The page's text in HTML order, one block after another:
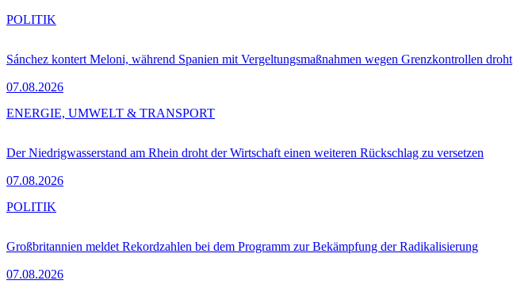
Sánchez kontert Meloni, während Spanien mit Vergeltungsmaßnahmen wegen Grenzkontrollen droht
07.08.2026
POLITIK
Der Niedrigwasserstand am Rhein droht der Wirtschaft einen weiteren Rückschlag zu versetzen
07.08.2026
ENERGIE, UMWELT & TRANSPORT
Großbritannien meldet Rekordzahlen bei dem Programm zur Bekämpfung der Radikalisierung
07.08.2026
POLITIK